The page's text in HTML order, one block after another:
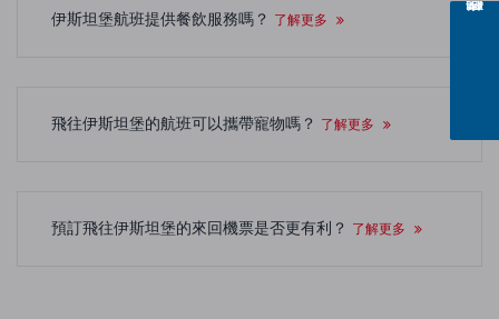
伊斯坦堡航班提供餐飲服務嗎？ 了解更多
飛往伊斯坦堡的航班可以攜帶寵物嗎？ 了解更多
預訂飛往伊斯坦堡的來回機票是否更有利？ 了解更多